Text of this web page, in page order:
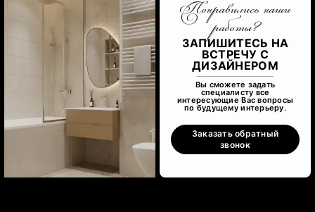
Понравились наши
работы?
ЗАПИШИТЕСЬ НА
ВСТРЕЧУ С
ДИЗАЙНЕРОМ
Вы сможете задать
специалисту все
интересующие Вас вопросы
по будущему интерьеру.
Заказать обратный
звонок